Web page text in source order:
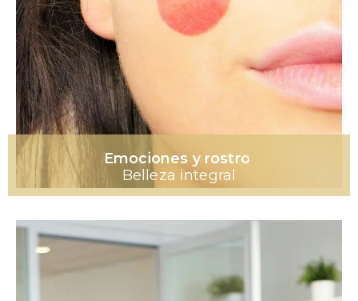
Emociones y rostro
Belleza integral